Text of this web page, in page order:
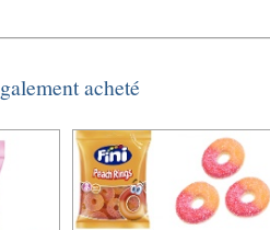
acheté